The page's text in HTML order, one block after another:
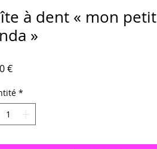
à dent « mon petit
»
€Prix
*